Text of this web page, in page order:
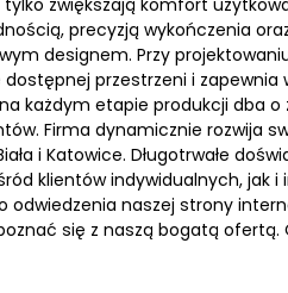
zwiększają komfort
precyzją wykończenia
designem. Przy
przestrzeni i zapewnia
każdym etapie produkcji dba o
Firma dynamicznie rozwija
i Katowice. Długotrwałe
klientów indywidualnych, jak
odwiedzenia naszej strony
się z naszą bogatą ofertą.